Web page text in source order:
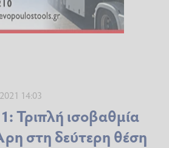
14:03
Τριπλή ισοβαθμία
στη δεύτερη θέση